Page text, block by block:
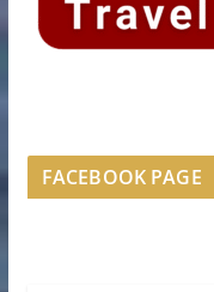
FACEBOOK PAGE